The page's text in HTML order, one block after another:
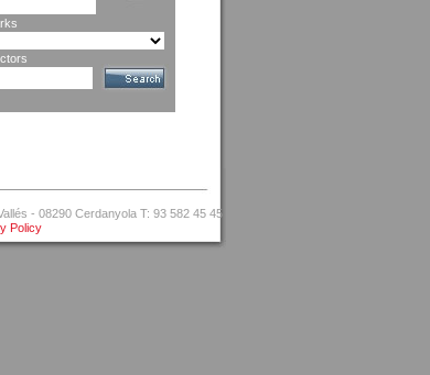
- 08290 Cerdanyola T: 93 582 45 45
Policy